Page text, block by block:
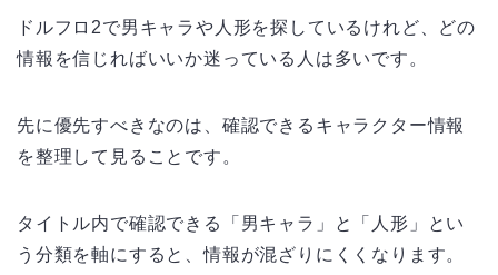
ドルフロ2で男キャラや人形を探しているけれど、どの
情報を信じればいいか迷っている人は多いです。
先に優先すべきなのは、確認できるキャラクター情報
を整理して見ることです。
タイトル内で確認できる「男キャラ」と「人形」とい
う分類を軸にすると、情報が混ざりにくくなります。